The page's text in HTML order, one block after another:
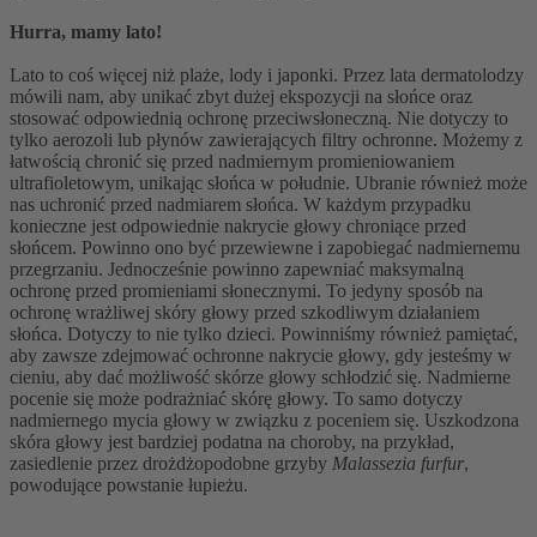
Hurra, mamy lato!
Lato to coś więcej niż plaże, lody i japonki. Przez lata dermatolodzy
mówili nam, aby unikać zbyt dużej ekspozycji na słońce oraz
stosować odpowiednią ochronę przeciwsłoneczną. Nie dotyczy to
tylko aerozoli lub płynów zawierających filtry ochronne. Możemy z
łatwością chronić się przed nadmiernym promieniowaniem
ultrafioletowym, unikając słońca w południe. Ubranie również może
nas uchronić przed nadmiarem słońca. W każdym przypadku
konieczne jest odpowiednie nakrycie głowy chroniące przed
słońcem. Powinno ono być przewiewne i zapobiegać nadmiernemu
przegrzaniu. Jednocześnie powinno zapewniać maksymalną
ochronę przed promieniami słonecznymi. To jedyny sposób na
ochronę wrażliwej skóry głowy przed szkodliwym działaniem
słońca. Dotyczy to nie tylko dzieci. Powinniśmy również pamiętać,
aby zawsze zdejmować ochronne nakrycie głowy, gdy jesteśmy w
cieniu, aby dać możliwość skórze głowy schłodzić się. Nadmierne
pocenie się może podrażniać skórę głowy. To samo dotyczy
nadmiernego mycia głowy w związku z poceniem się. Uszkodzona
skóra głowy jest bardziej podatna na choroby, na przykład,
zasiedlenie przez drożdżopodobne grzyby Malassezia furfur,
powodujące powstanie łupieżu.